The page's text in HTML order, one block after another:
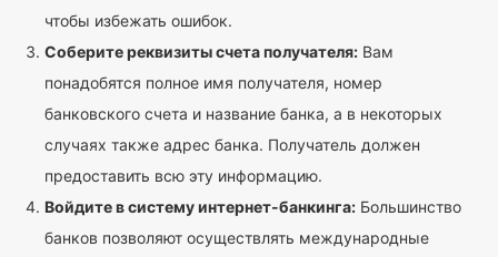
чтобы избежать ошибок.
Соберите реквизиты счета получателя: Вам
понадобятся полное имя получателя, номер
банковского счета и название банка, а в некоторых
случаях также адрес банка. Получатель должен
предоставить всю эту информацию.
Войдите в систему интернет-банкинга: Большинство
банков позволяют осуществлять международные